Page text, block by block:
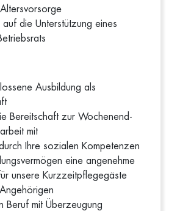
auf die Unterstützung eines
Ausbildung als
Bereitschaft zur Wochenend-
mit
Ihre sozialen Kompetenzen
eine angenehme
unsere Kurzzeitpflegegäste
Beruf mit Überzeugung